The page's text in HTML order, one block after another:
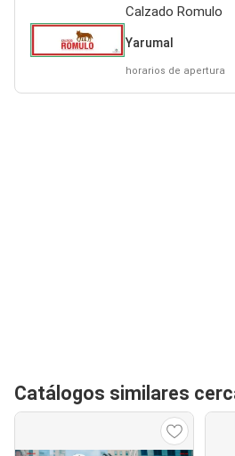
Calzado Romulo
Yarumal
horarios de apertura
Catálogos similares